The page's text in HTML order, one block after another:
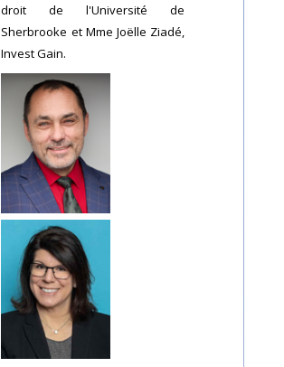
droit de l'Université de
Sherbrooke et Mme Joëlle Ziadé,
Invest Gain.